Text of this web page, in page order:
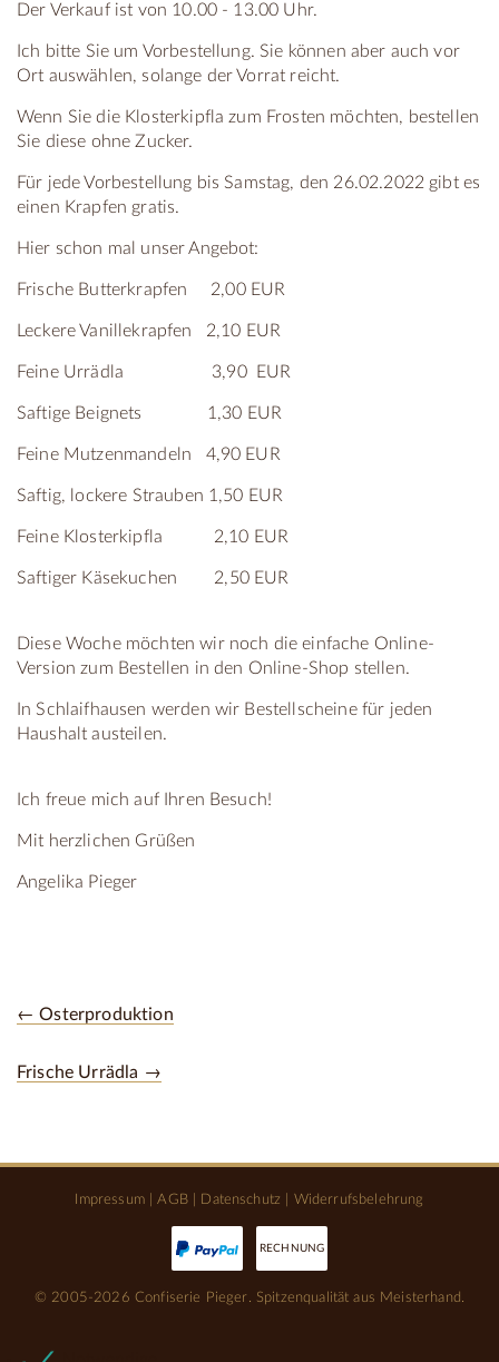
Der Verkauf ist von 10.00 - 13.00 Uhr.
Ich bitte Sie um Vorbestellung. Sie können aber auch vor
Ort auswählen, solange der Vorrat reicht.
Wenn Sie die Klosterkipfla zum Frosten möchten, bestellen
Sie diese ohne Zucker.
Für jede Vorbestellung bis Samstag, den 26.02.2022 gibt es
einen Krapfen gratis.
Hier schon mal unser Angebot:
Frische Butterkrapfen 2,00 EUR
Leckere Vanillekrapfen 2,10 EUR
Feine Urrädla 3,90 EUR
Saftige Beignets 1,30 EUR
Feine Mutzenmandeln 4,90 EUR
Saftig, lockere Strauben 1,50 EUR
Feine Klosterkipfla 2,10 EUR
Saftiger Käsekuchen 2,50 EUR
Diese Woche möchten wir noch die einfache Online-
Version zum Bestellen in den Online-Shop stellen.
In Schlaifhausen werden wir Bestellscheine für jeden
Haushalt austeilen.
Ich freue mich auf Ihren Besuch!
Mit herzlichen Grüßen
Angelika Pieger
← Osterproduktion
Frische Urrädla →
Impressum|AGB| Datenschutz Widerrufsbelehrung
RECHNUNG
© 2005-2026 Confiserie Pieger. Spitzenqualität aus Meisterhand.